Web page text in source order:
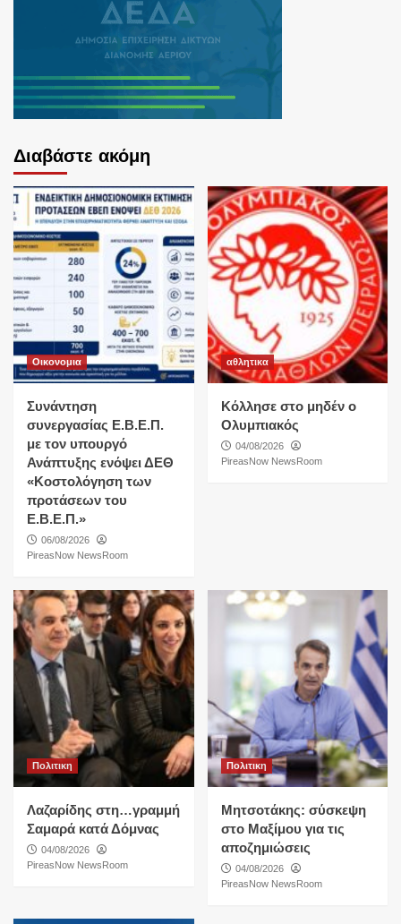
Διαβάστε ακόμη
Οικονομια
Συνάντηση
συνεργασίας Ε.Β.Ε.Π.
με τον υπουργό
Ανάπτυξης ενόψει ΔΕΘ
«Κοστολόγηση των
προτάσεων του
Ε.Β.Ε.Π.»
06/08/2026
PireasNow NewsRoom
αθλητικα
Κόλλησε στο μηδέν ο
Ολυμπιακός
04/08/2026
PireasNow NewsRoom
Πολιτικη
Λαζαρίδης στη…γραμμή
Σαμαρά κατά Δόμνας
04/08/2026
PireasNow NewsRoom
Πολιτικη
Μητσοτάκης: σύσκεψη
στο Μαξίμου για τις
αποζημιώσεις
04/08/2026
PireasNow NewsRoom